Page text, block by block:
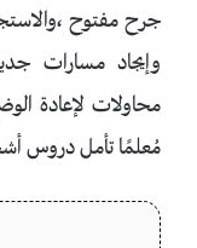
جرح مفتوح
وإيجاد مسارات
محاولات لإعادة
مُعلمًا تأمل دروس